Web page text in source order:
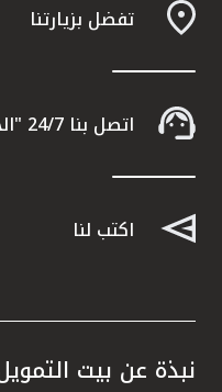
تفضل بزيارتنا
اتصل بنا 24/7 "الخدمة الهاتفية" 1803333
اكتب لنا
نبذة عن بيت